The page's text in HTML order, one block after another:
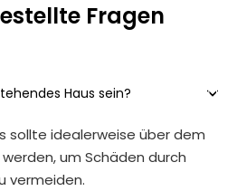
Fragen
Haus sein? 
sollte idealerweise über dem
um Schäden durch
vermeiden.